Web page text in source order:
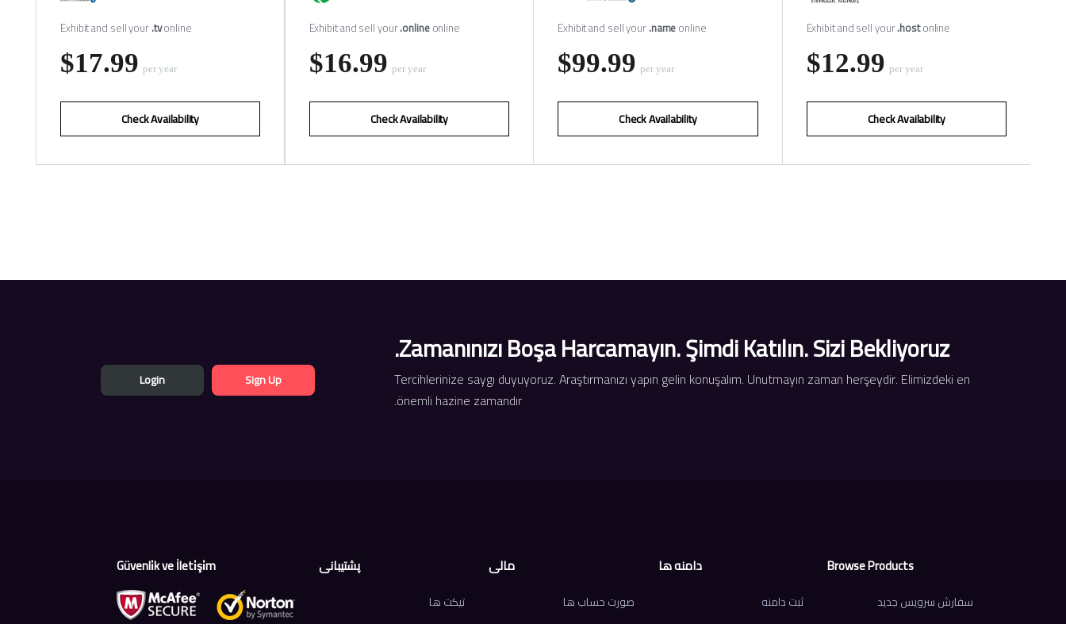
Exhibit and sell your.hostonline
‪$12.99 per year
Check Availability
Exhibit and sell your.nameonline
‪$99.99 per year
Check Availability
Exhibit and sell your.onlineonline
‪$16.99 per year
Check Availability
Exhibit and sell your.tvonline
‪$17.99 per year
Check Availability
Zamanınızı Boşa Harcamayın. Şimdi Katılın. Sizi Bekliyoruz.
Tercihlerinize saygı duyuyoruz. Araştırmanızı yapın gelin konuşalım. Unutmayın zaman herşeydir. Elimizdeki en
önemli hazine zamandır.
Sign Up
Login
Browse Products
سفارش سرویس جدید
دامنه ها
ثبت دامنه
مالی
صورت حساب ها
پشتیبانی
تیکت ها
Güvenli̇k ve İleti̇şi̇m